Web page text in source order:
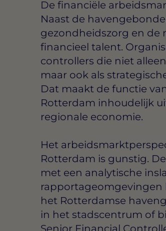
De financiële
Naast de
gezondheidszorg en de
financieel talent.
controllers die niet
maar ook als
Dat maakt de functie
Rotterdam inhoudelijk
regionale economie.
Het
Rotterdam is gunstig.
met een analytische
rapportageomgevingen
het Rotterdamse
in het stadscentrum of
Senior Financial